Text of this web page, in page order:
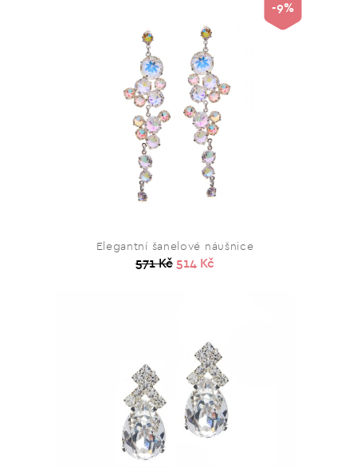
Elegantní šanelové náušnice
571 Kč 514 Kč
-9%